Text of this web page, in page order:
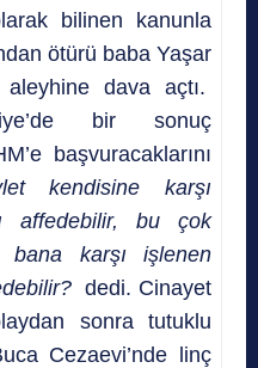
bilinen kanunla
ötürü baba Yaşar
dava açtı.
bir sonuç
başvuracaklarını
kendisine karşı
affedebilir, bu çok
bana karşı işlenen
dedi. Cinayet
sonra tutuklu
Cezaevi’nde linç